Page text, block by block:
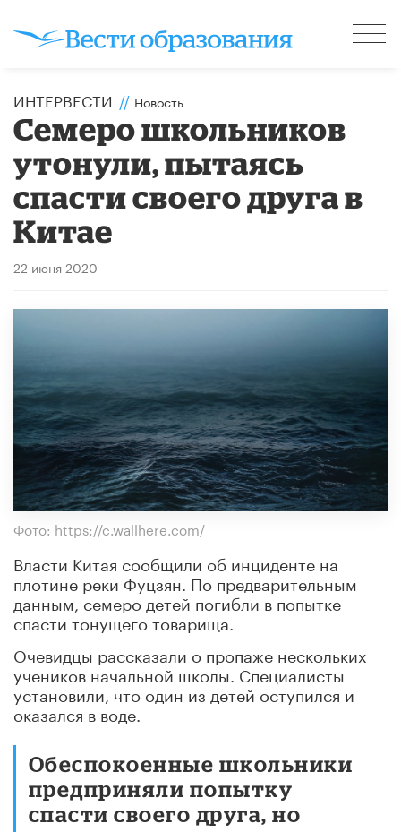
ИНТЕРВЕСТИ // Новость
Семеро школьников
утонули, пытаясь
спасти своего друга в
Китае
22 июня 2020
Фото: https://c.wallhere.com/
Власти Китая сообщили об инциденте на
плотине реки Фуцзян. По предварительным
данным, семеро детей погибли в попытке
спасти тонущего товарища.
Очевидцы рассказали о пропаже нескольких
учеников начальной школы. Специалисты
установили, что один из детей оступился и
оказался в воде.
Обеспокоенные школьники
предприняли попытку
спасти своего друга, но